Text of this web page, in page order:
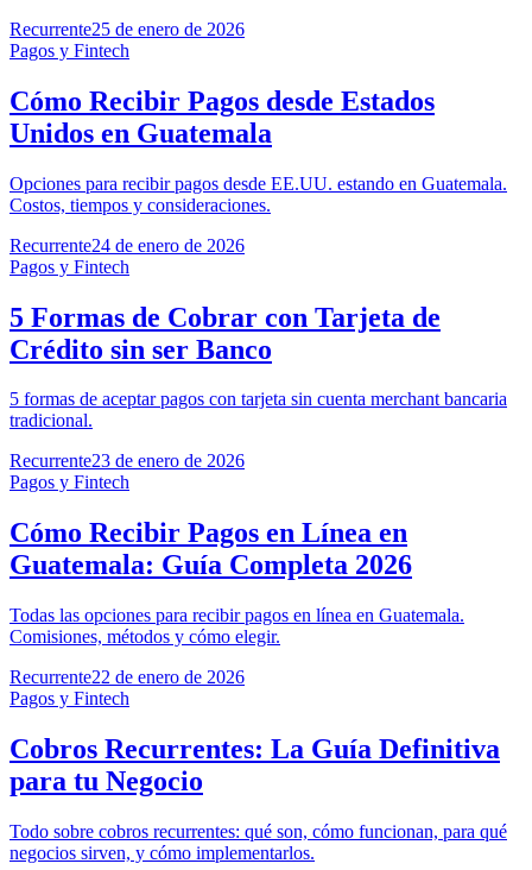
Recurrente25 de enero de 2026
Pagos y Fintech
Cómo Recibir Pagos desde Estados
Unidos en Guatemala
Opciones para recibir pagos desde EE.UU. estando en Guatemala.
Costos, tiempos y consideraciones.
Recurrente24 de enero de 2026
Pagos y Fintech
5 Formas de Cobrar con Tarjeta de
Crédito sin ser Banco
5 formas de aceptar pagos con tarjeta sin cuenta merchant bancaria
tradicional.
Recurrente23 de enero de 2026
Pagos y Fintech
Cómo Recibir Pagos en Línea en
Guatemala: Guía Completa 2026
Todas las opciones para recibir pagos en línea en Guatemala.
Comisiones, métodos y cómo elegir.
Recurrente22 de enero de 2026
Pagos y Fintech
Cobros Recurrentes: La Guía Definitiva
para tu Negocio
Todo sobre cobros recurrentes: qué son, cómo funcionan, para qué
negocios sirven, y cómo implementarlos.